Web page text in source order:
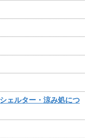
ェルター・涼み処につ